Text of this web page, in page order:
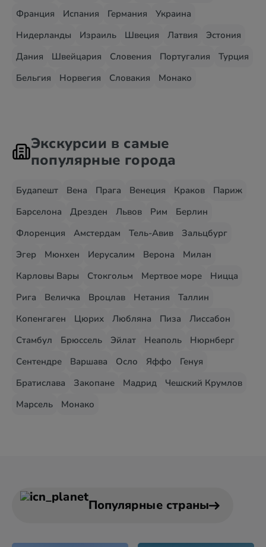
Франция
Испания Германия
Украина
Нидерланды
Израиль Швеция Латвия
Эстония
Дания
Швейцария Словения Португалия
Турция
Бельгия
Норвегия Словакия Монако
Экскурсии в самые
популярные города
Будапешт Вена Прага Венеция Краков
Париж
Барселона
Дрезден Львов Рим
Берлин
Флоренция
Амстердам Тель-Авив
Зальцбург
Эгер
Мюнхен Иерусалим Верона
Милан
Карловы Вары
Стокгольм Мертвое море
Ницца
Рига
Величка Вроцлав Нетания
Таллин
Копенгаген
Цюрих Любляна Пиза
Лиссабон
Стамбул
Брюссель Эйлат Неаполь
Нюрнберг
Сентендре
Варшава Осло Яффо
Генуя
Братислава
Закопане Мадрид
Чешский Крумлов
Марсель
Монако
Популярные страны